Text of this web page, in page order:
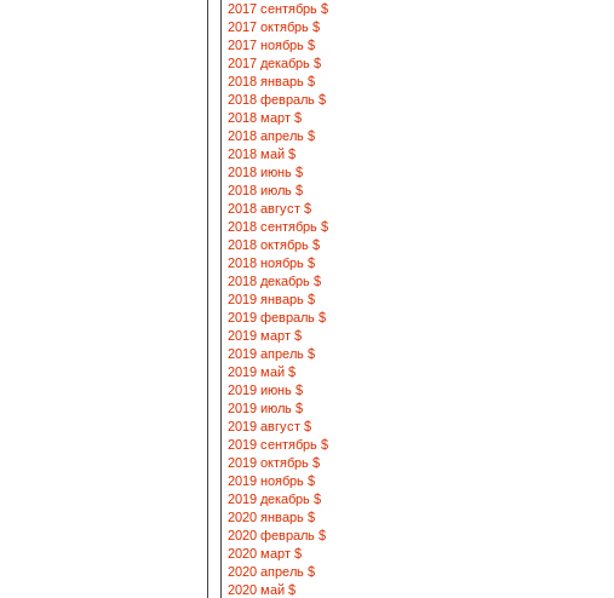
2017 сентябрь $
2017 октябрь $
2017 ноябрь $
2017 декабрь $
2018 январь $
2018 февраль $
2018 март $
2018 апрель $
2018 май $
2018 июнь $
2018 июль $
2018 август $
2018 сентябрь $
2018 октябрь $
2018 ноябрь $
2018 декабрь $
2019 январь $
2019 февраль $
2019 март $
2019 апрель $
2019 май $
2019 июнь $
2019 июль $
2019 август $
2019 сентябрь $
2019 октябрь $
2019 ноябрь $
2019 декабрь $
2020 январь $
2020 февраль $
2020 март $
2020 апрель $
2020 май $